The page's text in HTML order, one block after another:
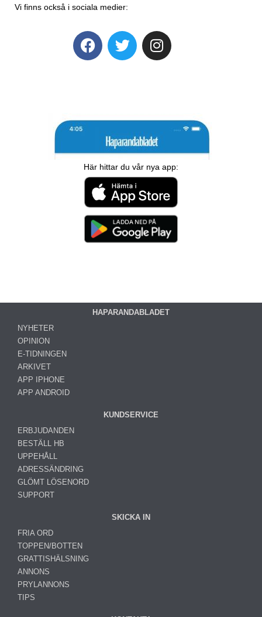
Vi finns också i sociala medier:
Här hittar du vår nya app:
HAPARANDABLADET
NYHETER
OPINION
E-TIDNINGEN
ARKIVET
APP IPHONE
APP ANDROID
KUNDSERVICE
ERBJUDANDEN
BESTÄLL HB
UPPEHÅLL
ADRESSÄNDRING
GLÖMT LÖSENORD
SUPPORT
SKICKA IN
FRIA ORD
TOPPEN/BOTTEN
GRATTISHÄLSNING
ANNONS
PRYLANNONS
TIPS